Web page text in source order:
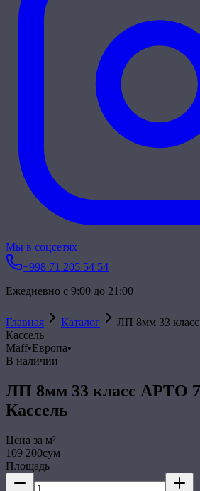
Мы в соцсетях
+998 71 205 54 54
Ежедневно с 9:00 до 21:00
Главная Каталог
ЛП 8мм 33
Кассель
Maff•Европа•
В наличии
ЛП 8мм 33 класс АРТО
Кассель
Цена за м²
109 200сум
Площадь